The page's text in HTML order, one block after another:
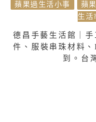
蘋果過生活小事 蘋
生活
德昌手藝生活館｜
件、服裝串珠材料
到。台